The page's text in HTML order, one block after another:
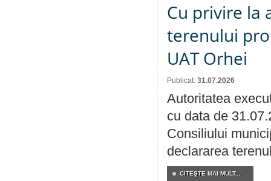
Cu privire la
terenului
UAT Orhei
Publicat: 31.07.2026
Autoritatea
cu data de
Consiliului
declararea
CITEŞTE MAI MULT...